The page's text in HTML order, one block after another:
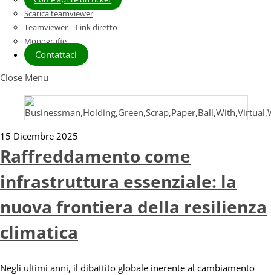
Scarica teamviewer
Teamviewer – Link diretto
Monografie
Contattaci
Close Menu
15 Dicembre 2025
Raffreddamento come
infrastruttura essenziale: la
nuova frontiera della resilienza
climatica
Negli ultimi anni, il dibattito globale inerente al cambiamento